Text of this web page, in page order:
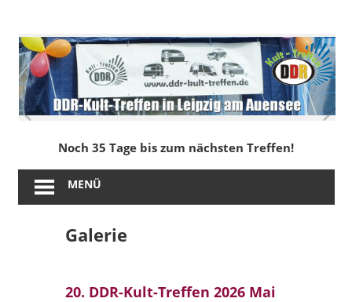
springen
DDR-
Kult-
Treffen
in
Leipzig
am
Noch 35 Tage bis zum nächsten Treffen!
MENÜ
Galerie
20. DDR-Kult-Treffen 2026 Mai